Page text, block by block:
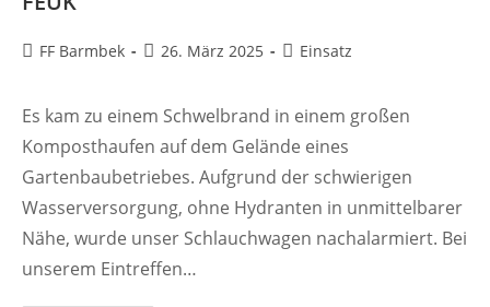
Beitrags-
FF Barmbek
Beitrag
26. März 2025
Beitrags-
Einsatz
Es kam zu einem Schwelbrand in einem großen
Komposthaufen auf dem Gelände eines
Gartenbaubetriebes. Aufgrund der schwierigen
Wasserversorgung, ohne Hydranten in unmittelbarer
Nähe, wurde unser Schlauchwagen nachalarmiert. Bei
unserem Eintreffen…